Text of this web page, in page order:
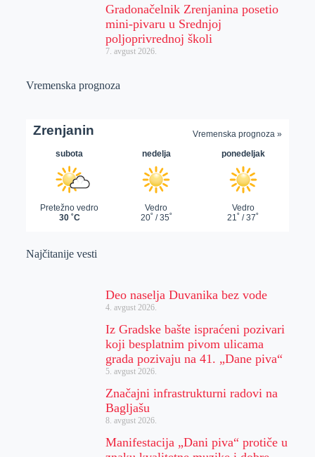
Gradonačelnik Zrenjanina posetio
mini-pivaru u Srednjoj
poljoprivrednoj školi
7. avgust 2026.
Vremenska prognoza
Najčitanije vesti
Deo naselja Duvanika bez vode
4. avgust 2026.
Iz Gradske bašte ispraćeni pozivari
koji besplatnim pivom ulicama
grada pozivaju na 41. „Dane piva“
5. avgust 2026.
Značajni infrastrukturni radovi na
Bagljašu
8. avgust 2026.
Manifestacija „Dani piva“ protiče u